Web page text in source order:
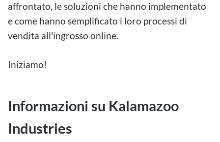
affrontato, le soluzioni che hanno implementato
e come hanno semplificato i loro processi di
vendita all'ingrosso online.
Iniziamo!
Informazioni su Kalamazoo
Industries